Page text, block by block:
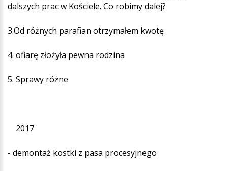
dalszych prac w Kościele. Co robimy dalej?
3.Od różnych parafian otrzymałem kwotę
4. ofiarę złożyła pewna rodzina
5. Sprawy różne
2017
- demontaż kostki z pasa procesyjnego